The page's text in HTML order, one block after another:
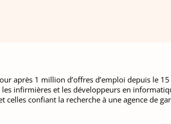
après 1 million d’offres d’emploi depuis le
les infirmières et les développeurs en
confiant la recherche à une agence de